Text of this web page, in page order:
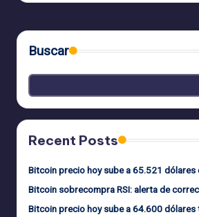
Buscar
Recent Posts
Bitcoin precio hoy sube a 65.521 dólares
Bitcoin sobrecompra RSI: alerta de
Bitcoin precio hoy sube a 64.600